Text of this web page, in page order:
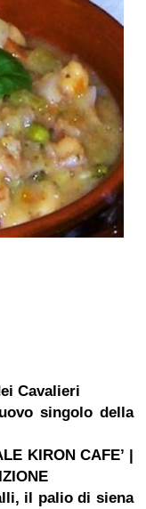
Cavalieri
singolo della
KIRON CAFE’ |
il palio di siena